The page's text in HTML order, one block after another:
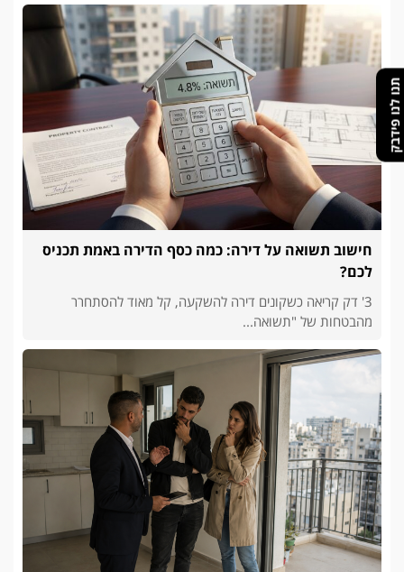
תנו לנו פידבק
חישוב תשואה על דירה: כמה כסף הדירה באמת תכניס
לכם?
3' דק קריאה כשקונים דירה להשקעה, קל מאוד להסתחרר
מהבטחות של "תשואה...